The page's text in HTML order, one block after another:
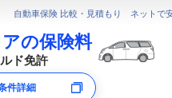
自動車保険 比較・見積もり ネットで
の保険料
ド免許
件詳細